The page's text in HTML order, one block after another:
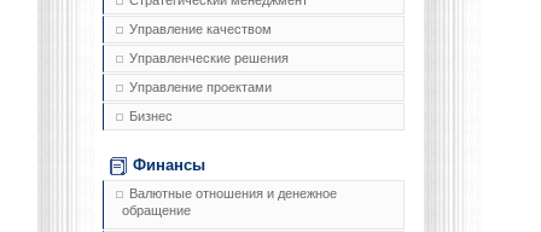
Управление качеством
Управленческие решения
Управление проектами
Бизнес
Финансы
Валютные отношения и денежное
обращение